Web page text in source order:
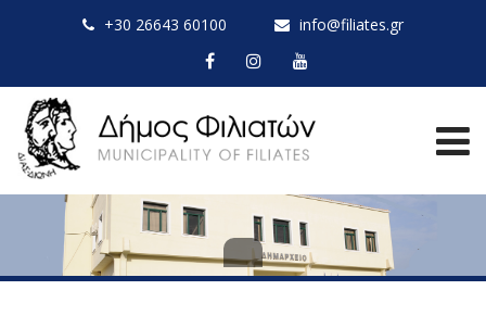
+30 26643 60100 info@filiates.gr